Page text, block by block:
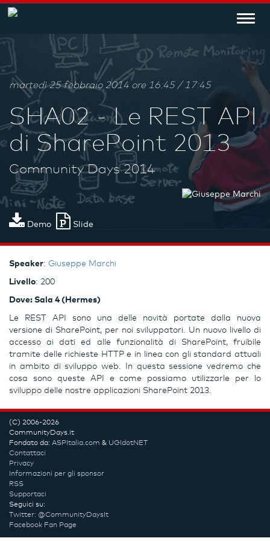
martedì 25 febbraio 2014 ore 16:45 / 17:45
SHA02 - Le REST API
di SharePoint 2013
Community Days 2014
Demo Slide
Speaker: Giuseppe Marchi
Livello: 200
Dove: Sala 4 (Hermes)
Le REST API sono una delle novità portate dalla nuova
versione di SharePoint, per noi sviluppatori. Un nuovo livello di
accesso ai dati ed alle funzionalità di SharePoint, fruibile
tramite delle richieste HTTP e in linea con gli standard attuali
in ambito di sviluppo web. In questa sessione vedremo che
cosa sono queste API e come possiamo utilizzarle per lo
sviluppo delle nostre applicazioni SharePoint 2013.
(C) 2006-2026
CommunityDays.it
Fondato da: ASPItalia.com & UGIdotNET
Contattaci
Privacy
Informazioni per gli sponsor
RSS
Supportaci
Seguici su:
Twitter: @CommunityDaysIt
Facebook Fan Page